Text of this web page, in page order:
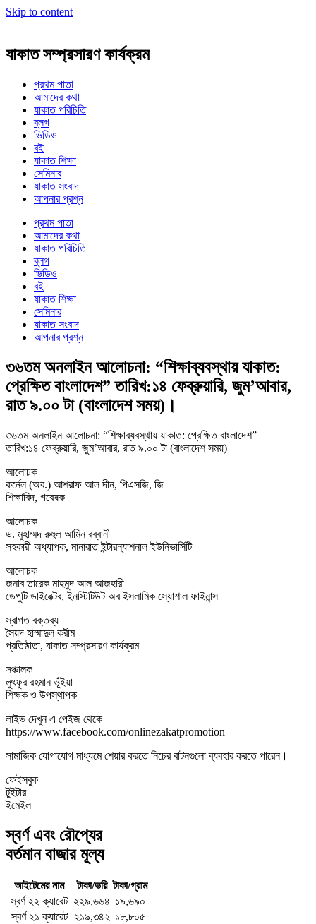
Skip to content
যাকাত সম্প্রসারণ কার্যক্রম
প্রথম পাতা
আমাদের কথা
যাকাত পরিচিতি
ব্লগ
ভিডিও
বই
যাকাত শিক্ষা
সেমিনার
যাকাত সংবাদ
আপনার প্রশ্ন
প্রথম পাতা
আমাদের কথা
যাকাত পরিচিতি
ব্লগ
ভিডিও
বই
যাকাত শিক্ষা
সেমিনার
যাকাত সংবাদ
আপনার প্রশ্ন
৩৬তম অনলাইন আলোচনা: “শিক্ষাব্যবস্থায় যাকাত:
প্রেক্ষিত বাংলাদেশ” তারিখ:১৪ ফেব্রুয়ারি, জুম’আবার,
রাত ৯.০০ টা (বাংলাদেশ সময়)।
৩৬তম অনলাইন আলোচনা: “শিক্ষাব্যবস্থায় যাকাত: প্রেক্ষিত বাংলাদেশ”
তারিখ:১৪ ফেব্রুয়ারি, জুম’আবার, রাত ৯.০০ টা (বাংলাদেশ সময়)
আলোচক
কর্নেল (অব.) আশরাফ আল দীন, পিএসজি, জি
শিক্ষাবিদ, গবেষক
আলোচক
ড. মুহাম্মদ রুহুল আমিন রব্বানী
সহকারী অধ্যাপক, মানারাত ইন্টারন্যাশনাল ইউনিভার্সিটি
আলোচক
জনাব তারেক মাহমুদ আল আজহারী
ডেপুটি ডাইরেক্টর, ইনস্টিটিউট অব ইসলামিক স্যোশাল ফাইনান্স
স্বাগত বক্তব্য
সৈয়দ হাম্মাদুল করীম
প্রতিষ্ঠাতা, যাকাত সম্প্রসারণ কার্যক্রম
সঞ্চালক
লুৎফুর রহমান ভূঁইয়া
শিক্ষক ও উপস্থাপক
লাইভ দেখুন এ পেইজ থেকে
https://www.facebook.com/onlinezakatpromotion
সামাজিক যোগাযোগ মাধ্যমে শেয়ার করতে নিচের বাটনগুলো ব্যবহার করতে পারেন।
ফেইসবুক
টুইটার
ইমেইল
স্বর্ণ এবং রৌপ্যের
বর্তমান বাজার মূল্য
আইটেমের নাম টাকা/ভরি টাকা/গ্রাম
স্বর্ণ ২২ ক্যারেট ২২৯,৬৬৪ ১৯,৬৯০
স্বর্ণ ২১ ক্যারেট
২১৯,৩৪২ ১৮,৮০৫